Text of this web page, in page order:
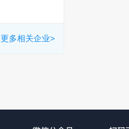
更多相关企业>